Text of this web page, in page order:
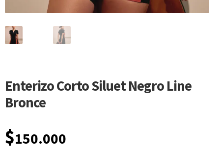
Enterizo Corto Siluet Negro Line
Bronce
$150.000